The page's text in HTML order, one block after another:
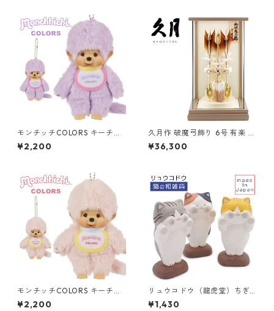
モンチッチCOLORS キーチェ
ーン パープル 226955 セキグ
チ(Sekiguchi)
¥2,200
久月作 破魔弓飾り 6号 有楽 パ
ノラマガラスケース入り ベー
ジュ系 正月飾り/男の子/男
¥36,300
モンチッチCOLORS キーチェ
ーン ピンク 226948 セキグチ
(Sekiguchi)
¥2,200
リュウコドウ（龍虎堂）ちぎ
り和紙 ぺったり猫 和雑貨/コ
ンパクト/ちぎり和紙/日本製/
¥1,430